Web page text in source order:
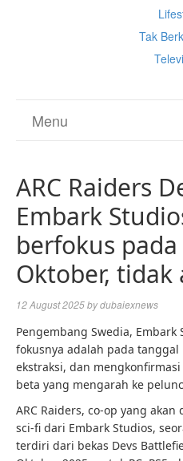
Tak
Menu
ARC Raiders
Embark
berfokus
Oktober, tidak
12 August 2025bydubaiexnews
Pengembang Swedia,
fokusnya adalah pada
ekstraksi, dan
beta yang mengarah ke
ARC Raiders, co-op yang
sci-fi dari Embark Studios,
terdiri dari bekas Devs